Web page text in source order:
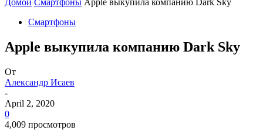
Домой Смартфоны Apple выкупила компанию Dark Sky
Смартфоны
Apple выкупила компанию Dark Sky
От
Александр Исаев
-
April 2, 2020
0
4,009 просмотров